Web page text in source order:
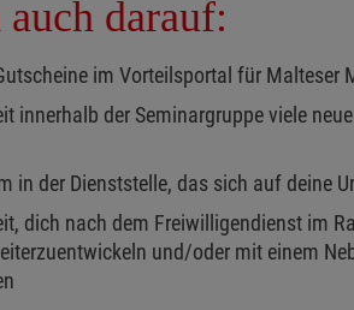
darauf:
im Vorteilsportal für Malteser
innerhalb der Seminargruppe viele
in der Dienststelle, das sich auf deine
dich nach dem Freiwilligendienst im
und/oder mit einem